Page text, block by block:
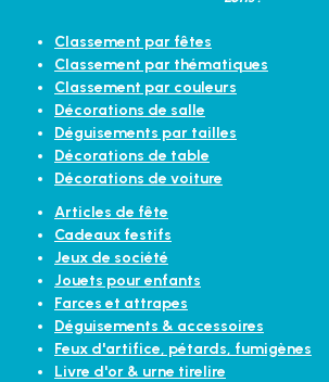
Classement par fêtes
Classement par thématiques
Classement par couleurs
Décorations de salle
Déguisements par tailles
Décorations de table
Décorations de voiture
Articles de fête
Cadeaux festifs
Jeux de société
Jouets pour enfants
Farces et attrapes
Déguisements & accessoires
Feux d'artifice, pétards, fumigènes
Livre d'or & urne tirelire